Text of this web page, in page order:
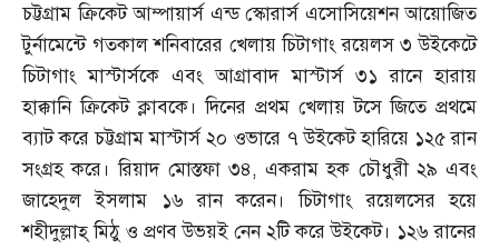
চট্টগ্রাম ক্রিকেট আম্পায়ার্স এন্ড স্কোরার্স এসোসিয়েশন আয়োজিত
টুর্নামেন্টে গতকাল শনিবারের খেলায় চিটাগাং রয়েলস ৩ উইকেটে
চিটাগাং মাস্টার্সকে এবং আগ্রাবাদ মাস্টার্স ৩১ রানে হারায়
হাক্কানি ক্রিকেট ক্লাবকে। দিনের প্রথম খেলায় টসে জিতে প্রথমে
ব্যাট করে চট্টগ্রাম মাস্টার্স ২০ ওভারে ৭ উইকেট হারিয়ে ১২৫ রান
সংগ্রহ করে। রিয়াদ মোস্তফা ৩৪,একরাম হক চৌধুরী ২৯ এবং
জাহেদুল ইসলাম ১৬ রান করেন। চিটাগাং রয়েলসের হয়ে
শহীদুল্লাহ্‌ মিঠু ও প্রণব উভয়ই নেন ২টি করে উইকেট। ১২৬ রানের